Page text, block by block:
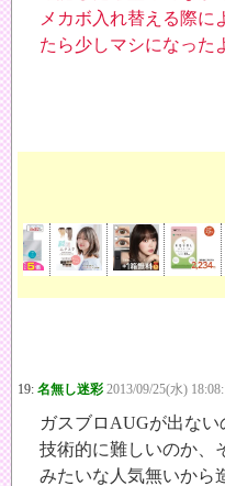
メカボ入れ替える際
たら少しマシになった
19: 名無し迷彩 2013/09/25(水)
ガスブロAUGが出ない
技術的に難しいのか、
みたいな人気無いから